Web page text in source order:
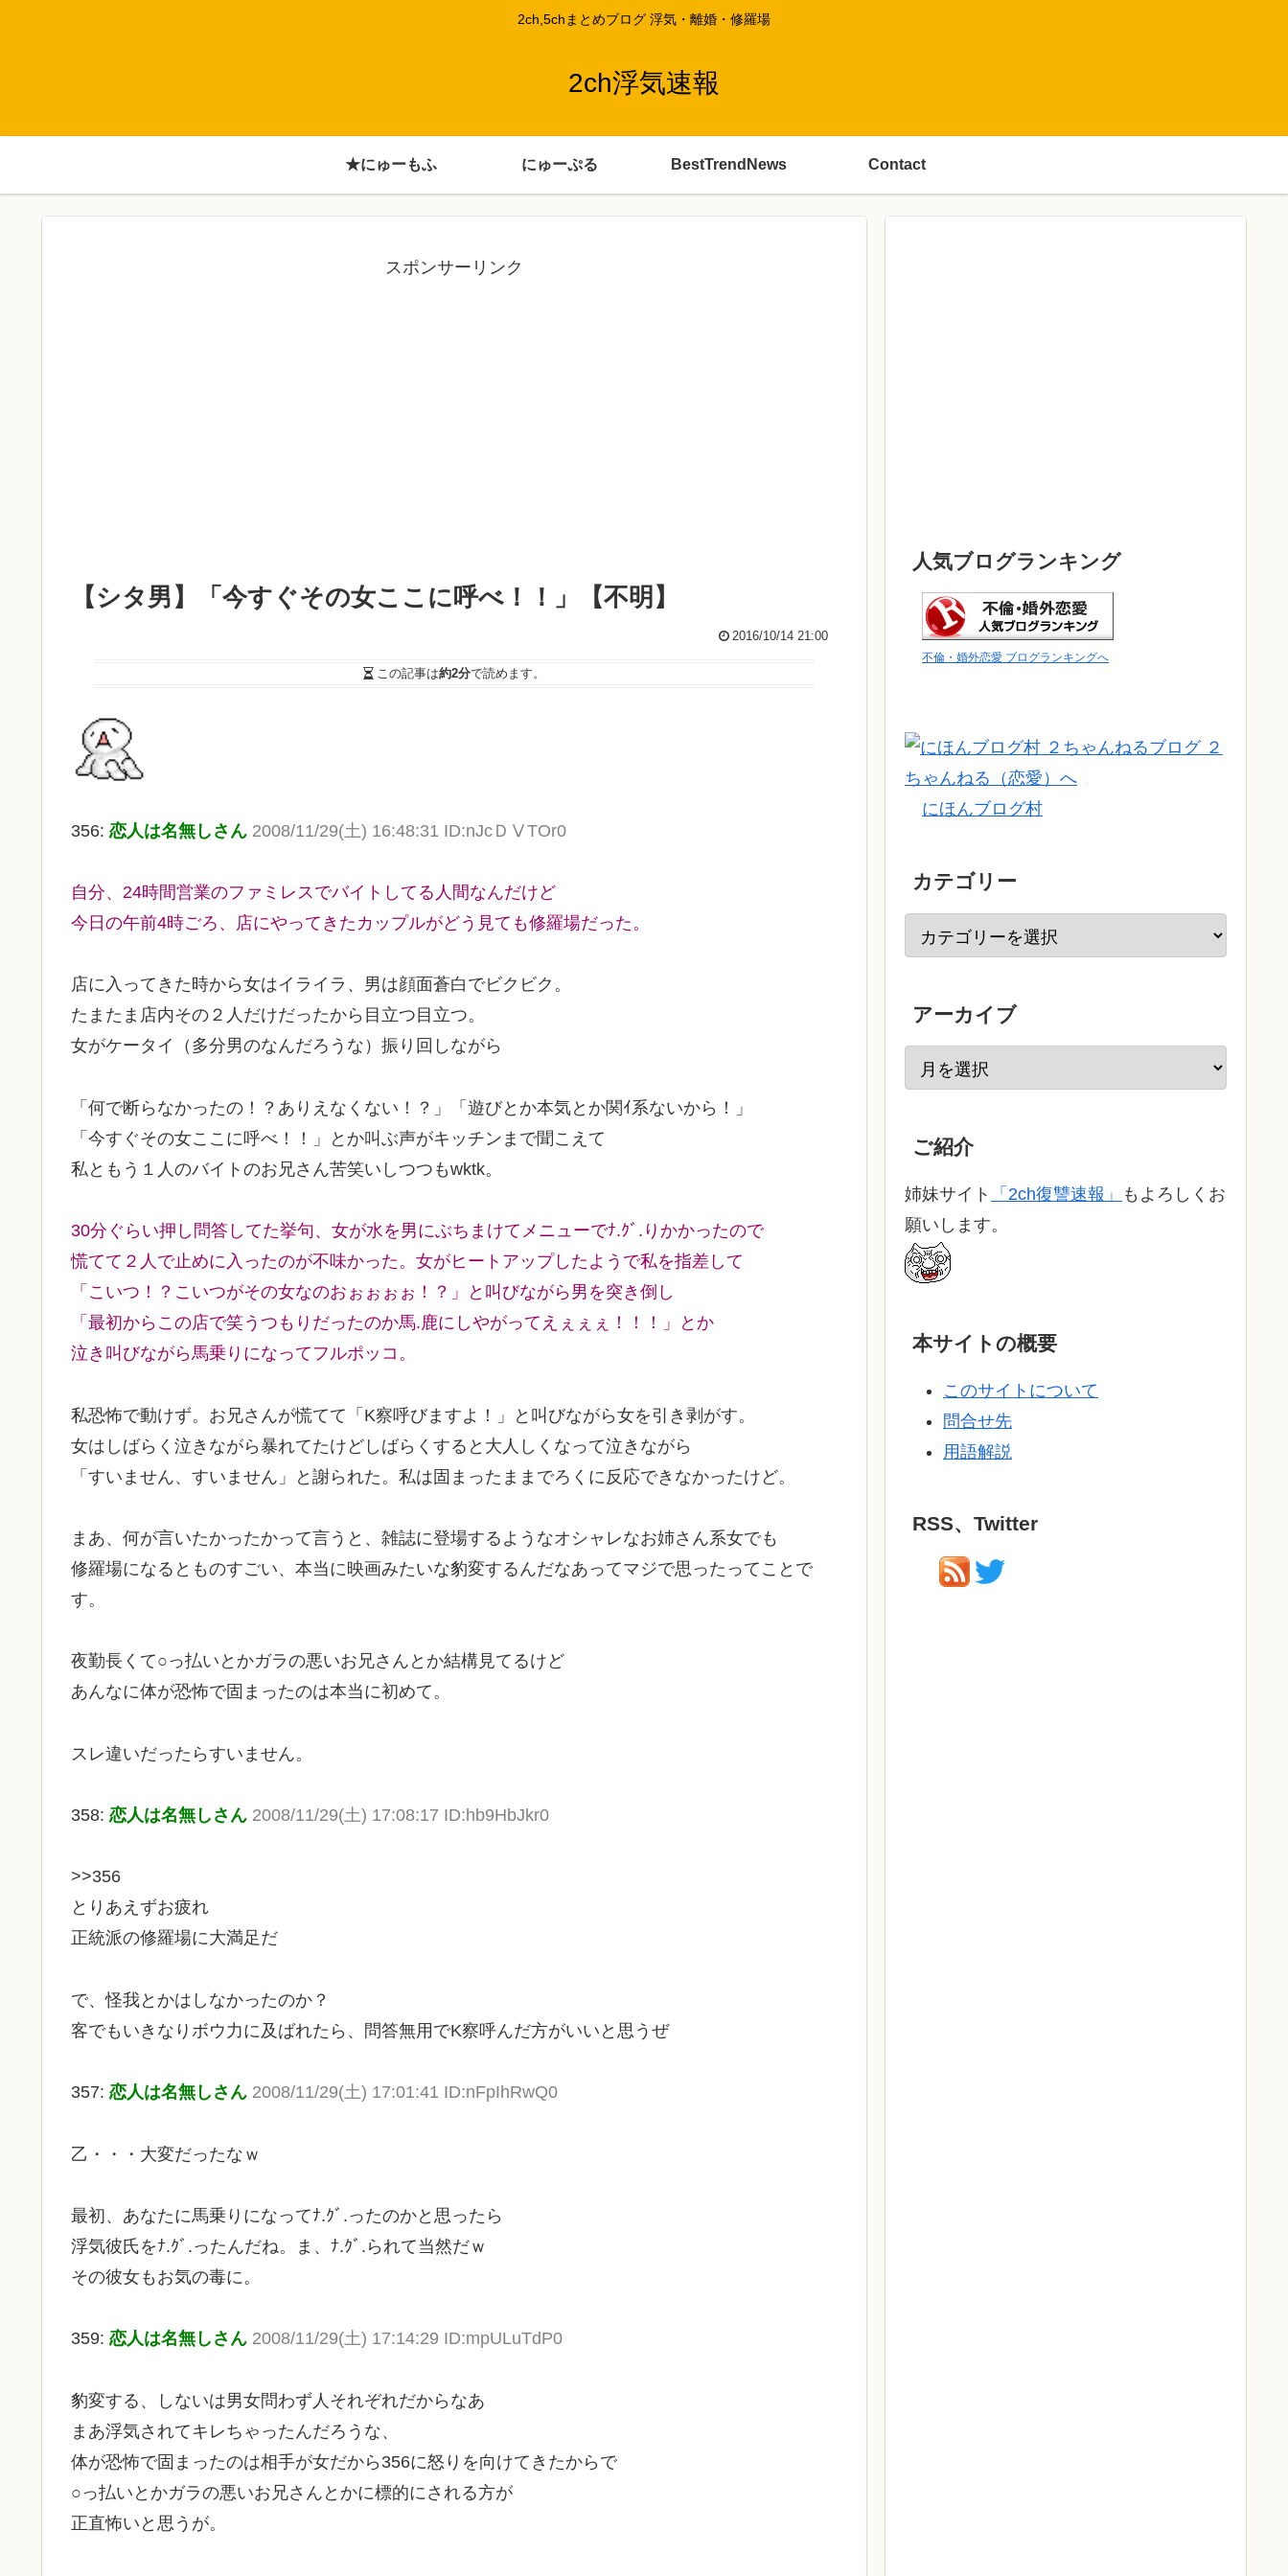
2ch,5chまとめブログ 浮気・離婚・修羅場
2ch浮気速報
★にゅーもふ にゅーぷる BestTrendNews Contact
スポンサーリンク
【シタ男】「今すぐその女ここに呼べ！！」【不明】
2016/10/14 21:00
この記事は約2分で読めます。
356: 恋人は名無しさん 2008/11/29(土) 16:48:31 ID:nJcＤⅤTOr0
自分、24時間営業のファミレスでバイトしてる人間なんだけど
今日の午前4時ごろ、店にやってきたカップルがどう見ても修羅場だった。
店に入ってきた時から女はイライラ、男は顔面蒼白でビクビク。
たまたま店内その２人だけだったから目立つ目立つ。
女がケータイ（多分男のなんだろうな）振り回しながら
「何で断らなかったの！？ありえなくない！？」「遊びとか本気とか関ｲ系ないから！」
「今すぐその女ここに呼べ！！」とか叫ぶ声がキッチンまで聞こえて
私ともう１人のバイトのお兄さん苦笑いしつつもwktk。
30分ぐらい押し問答してた挙句、女が水を男にぶちまけてメニューでﾅ.ｸﾞ.りかかったので
慌てて２人で止めに入ったのが不味かった。女がヒートアップしたようで私を指差して
「こいつ！？こいつがその女なのおぉぉぉぉ！？」と叫びながら男を突き倒し
「最初からこの店で笑うつもりだったのか馬.鹿にしやがってえぇぇぇ！！！」とか
泣き叫びながら馬乗りになってフルポッコ。
私恐怖で動けず。お兄さんが慌てて「K察呼びますよ！」と叫びながら女を引き剥がす。
女はしばらく泣きながら暴れてたけどしばらくすると大人しくなって泣きながら
「すいません、すいません」と謝られた。私は固まったままでろくに反応できなかったけど。
まあ、何が言いたかったかって言うと、雑誌に登場するようなオシャレなお姉さん系女でも
修羅場になるとものすごい、本当に映画みたいな豹変するんだなあってマジで思ったってことで
す。
夜勤長くて○っ払いとかガラの悪いお兄さんとか結構見てるけど
あんなに体が恐怖で固まったのは本当に初めて。
スレ違いだったらすいません。
358: 恋人は名無しさん 2008/11/29(土) 17:08:17 ID:hb9HbJkr0
>>356
とりあえずお疲れ
正統派の修羅場に大満足だ
で、怪我とかはしなかったのか？
客でもいきなりボウ力に及ばれたら、問答無用でK察呼んだ方がいいと思うぜ
357: 恋人は名無しさん 2008/11/29(土) 17:01:41 ID:nFpIhRwQ0
乙・・・大変だったなｗ
最初、あなたに馬乗りになってﾅ.ｸﾞ.ったのかと思ったら
浮気彼氏をﾅ.ｸﾞ.ったんだね。ま、ﾅ.ｸﾞ.られて当然だｗ
その彼女もお気の毒に。
359: 恋人は名無しさん 2008/11/29(土) 17:14:29 ID:mpULuTdP0
豹変する、しないは男女問わず人それぞれだからなあ
まあ浮気されてキレちゃったんだろうな、
体が恐怖で固まったのは相手が女だから356に怒りを向けてきたからで
○っ払いとかガラの悪いお兄さんとかに標的にされる方が
正直怖いと思うが。
人気ブログランキング
不倫・婚外恋愛 ブログランキングへ
にほんブログ村
カテゴリー
アーカイブ
ご紹介
姉妹サイト 「2ch復讐速報」
もよろしくお
願いします。
本サイトの概要
このサイトについて
問合せ先
用語解説
RSS、Twitter